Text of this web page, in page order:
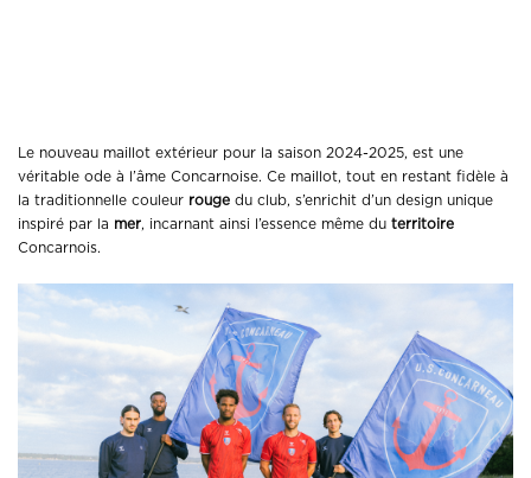
Le nouveau maillot extérieur pour la saison 2024-2025, est une
véritable ode à l’âme Concarnoise. Ce maillot, tout en restant fidèle à
la traditionnelle couleur rouge du club, s’enrichit d’un design unique
inspiré par la mer, incarnant ainsi l’essence même du territoire
Concarnois.